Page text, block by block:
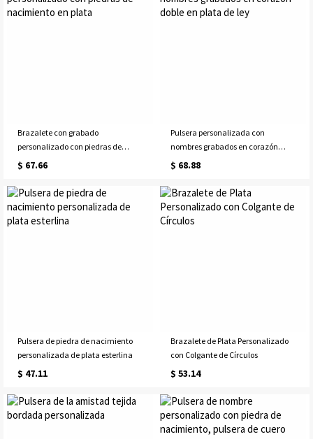
hombres/mujeres
Brazalete con grabado
personalizado con piedras de
nacimiento en plata
$ 67.66
Pulsera personalizada con
nombres grabados en corazón
doble en plata de ley
$ 68.88
Pulsera de piedra de nacimiento
personalizada de plata esterlina
$ 47.11
Brazalete de Plata Personalizado
con Colgante de Círculos
$ 53.14